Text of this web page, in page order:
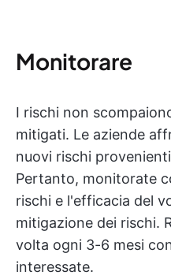
Monitorare
I rischi non
mitigati. Le aziende
nuovi rischi
Pertanto, monitorate
rischi e l'efficacia del
mitigazione dei rischi.
volta ogni 3-6 mesi
interessate.